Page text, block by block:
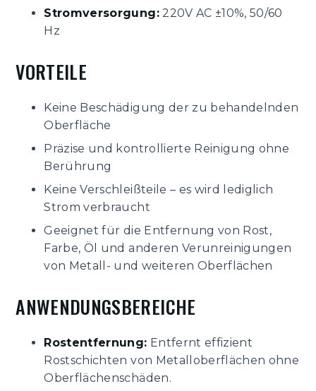
Stromversorgung:220V AC ±10%, 50/60
Hz
VORTEILE
Keine Beschädigung der zu behandelnden
Oberfläche
Präzise und kontrollierte Reinigung ohne
Berührung
Keine Verschleißteile – es wird lediglich
Strom verbraucht
Geeignet für die Entfernung von Rost,
Farbe, Öl und anderen Verunreinigungen
von Metall- und weiteren Oberflächen
ANWENDUNGSBEREICHE
Rostentfernung: Entfernt effizient
Rostschichten von Metalloberflächen ohne
Oberflächenschäden.